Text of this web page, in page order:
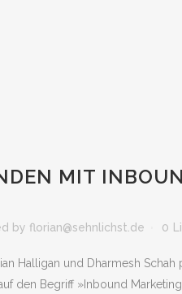
MIT
by florian@sehnlichst.de 0
Halligan und Dharmesh
den Begriff »Inbound